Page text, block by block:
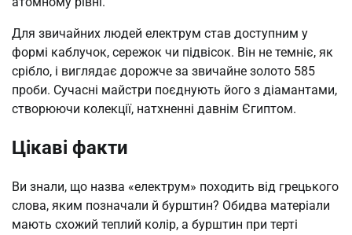
Для звичайних людей електрум став доступним у
формі каблучок, сережок чи підвісок. Він не темніє, як
срібло, і виглядає дорожче за звичайне золото 585
проби. Сучасні майстри поєднують його з діамантами,
створюючи колекції, натхненні давнім Єгиптом.
Цікаві факти
Ви знали, що назва «електрум» походить від грецького
слова, яким позначали й бурштин? Обидва матеріали
мають схожий теплий колір, а бурштин при терті